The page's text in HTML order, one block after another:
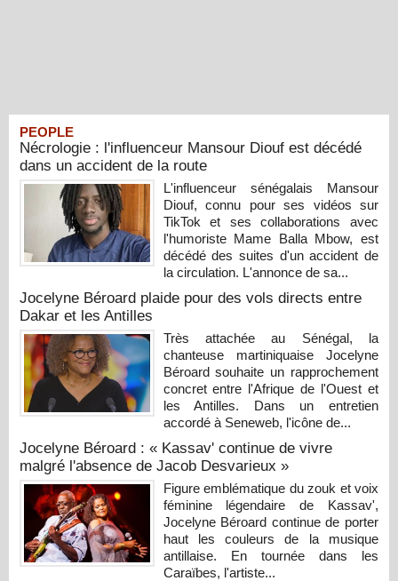
PEOPLE
Nécrologie : l'influenceur Mansour Diouf est décédé
dans un accident de la route
L'influenceur sénégalais Mansour
Diouf, connu pour ses vidéos sur
TikTok et ses collaborations avec
l'humoriste Mame Balla Mbow, est
décédé des suites d'un accident de
la circulation. L'annonce de sa...
Jocelyne Béroard plaide pour des vols directs entre
Dakar et les Antilles
Très attachée au Sénégal, la
chanteuse martiniquaise Jocelyne
Béroard souhaite un rapprochement
concret entre l'Afrique de l'Ouest et
les Antilles. Dans un entretien
accordé à Seneweb, l'icône de...
Jocelyne Béroard : « Kassav' continue de vivre
malgré l'absence de Jacob Desvarieux »
Figure emblématique du zouk et voix
féminine légendaire de Kassav',
Jocelyne Béroard continue de porter
haut les couleurs de la musique
antillaise. En tournée dans les
Caraïbes, l'artiste...